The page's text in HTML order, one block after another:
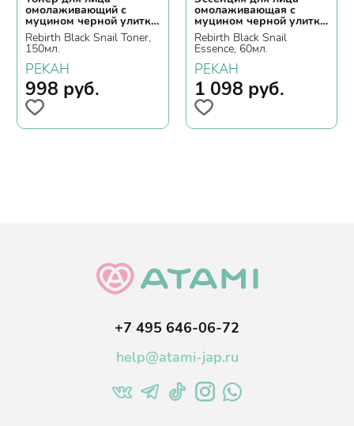
омолаживающий с
муцином черной улитки
и пептидами
Rebirth Black Snail Toner,
150мл.
PEKAH
998 руб.
омолаживающая с
муцином черной улитки
и пептидами
Rebirth Black Snail
Essence, 60мл.
PEKAH
1 098 руб.
+7 495 646-06-72
help@atami-jap.ru